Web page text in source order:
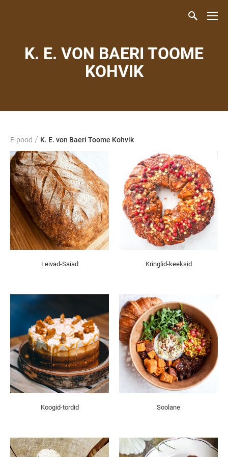
K. E. VON BAERI TOOME
KOHVIK
E-pood / K. E. von Baeri Toome Kohvik
Leivad-Saiad Kringlid-keeksid
Koogid-tordid Soolane